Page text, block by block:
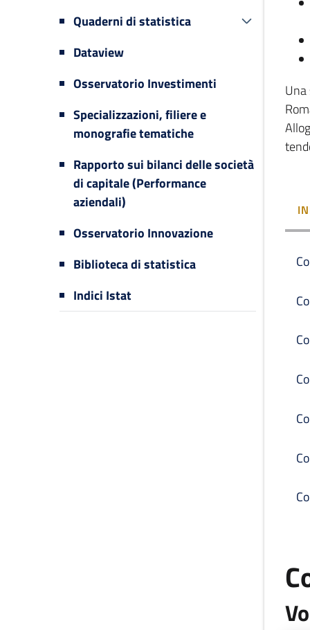
Quaderni di statistica
Dataview
Osservatorio Investimenti
Specializzazioni, filiere e
monografie tematiche
Rapporto sui bilanci delle società
di capitale (Performance
aziendali)
Osservatorio Innovazione
Biblioteca di statistica
Indici Istat